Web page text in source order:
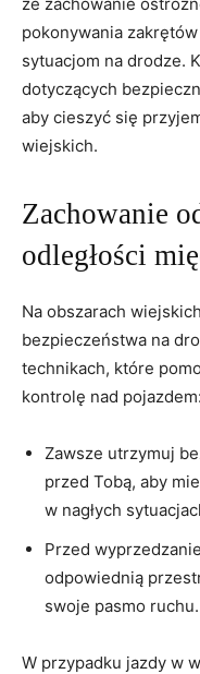
pokonywania
sytuacjom na⁣ drodze.‌
dotyczących
aby cieszyć się
wiejskich.
Zachowanie
odległości
Na⁢ obszarach
bezpieczeństwa na
technikach, które
kontrolę nad pojazdem:
Zawsze utrzymuj
przed Tobą, aby
w ⁢nagłych⁤
Przed
odpowiednią
‍swoje pasmo ruchu.
W przypadku jazdy w​